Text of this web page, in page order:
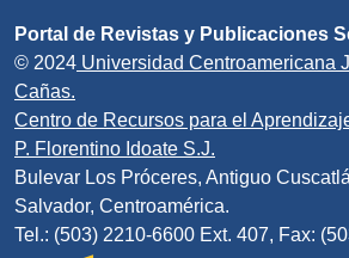
Portal de Revistas y Publicaciones
© 2024 Universidad Centroamericana
Cañas.
Centro de Recursos para el
P. Florentino Idoate S.J.
Bulevar Los Próceres, Antiguo
Salvador, Centroamérica.
Tel.: (503) 2210-6600 Ext. 407, Fax: